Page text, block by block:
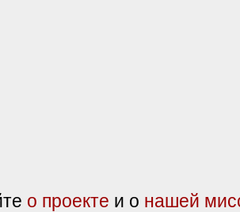
о проекте и о нашей